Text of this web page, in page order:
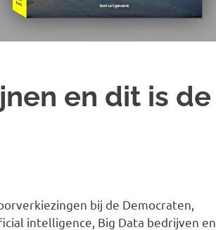
en dit is de
bij de Democraten,
intelligence, Big Data bedrijven en